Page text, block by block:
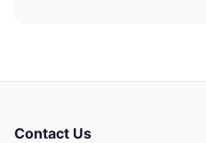
Contact Us